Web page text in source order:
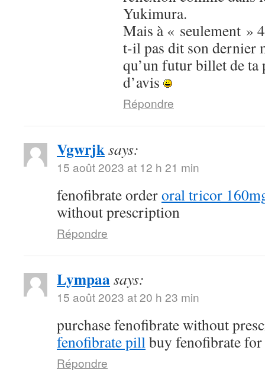
Yukimura.
Mais à « seulement »
t-il pas dit son dernier
qu’un futur billet de ta
d’avis
Répondre
Vgwrjksays:
15 août 2023 at 12 h 21 min
fenofibrate orderoral tricor
without prescription
Répondre
Lympaasays:
15 août 2023 at 20 h 23 min
purchase fenofibrate without
fenofibrate pillbuy fenofibrate for
Répondre